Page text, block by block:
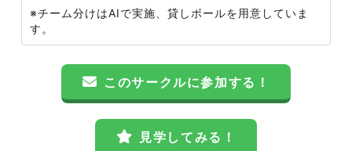
※チーム分けはAIで実施、貸しボールを用意していま
す。
このサークルに参加する！
見学してみる！